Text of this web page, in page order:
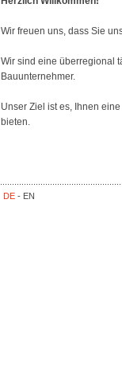
Wir freuen uns, dass Sie
Wir sind eine überregional
Bauunternehmer.
Unser Ziel ist es, Ihnen
bieten.
DE- EN